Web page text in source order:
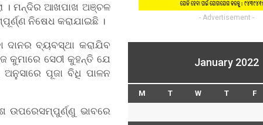
। ମନ୍ଦିର ଆଖପାଖ ଅଞ୍ଚଳ
ନିଷେଧ କରାଯାଇଛି ।
ବ୍ୟବସ୍ଥା କରାଯିବ
କୁମାରେ ସେଠୀ କୁହନ୍ତି ଯେ
ପୂଜା ବିଧି ପାଳନ
ଉପରେସମ୍ପୁର୍ଣ୍ଣୁ ଭାବରେ
- Advertisement -
January 2022
M T W T F